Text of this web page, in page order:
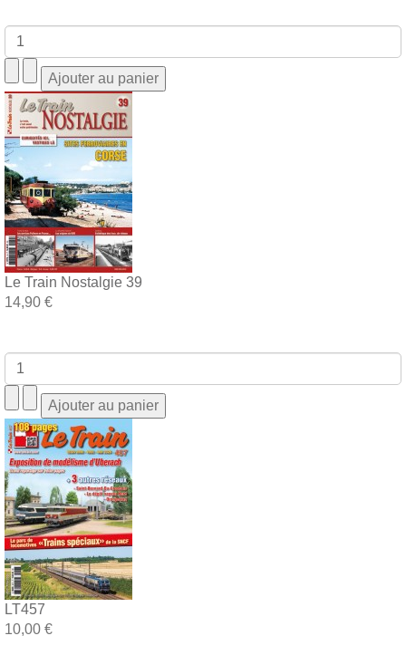
Le Train Nostalgie 39
14,90 €
LT457
10,00 €